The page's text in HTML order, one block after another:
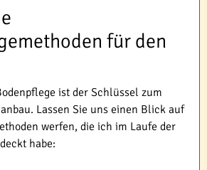
für den
ist der Schlüssel zum
Lassen Sie uns einen Blick auf
werfen, die ich im Laufe der
habe: